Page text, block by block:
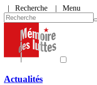
| Recherche | Menu
Actualités